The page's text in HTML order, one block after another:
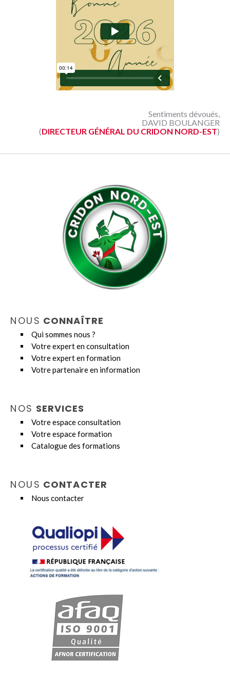
Sentiments dévoués,
DAVID BOULANGER
(DIRECTEUR GÉNÉRAL DU CRIDON NORD-EST)
NOUS CONNAÎTRE
Qui sommes nous ?
Votre expert en consultation
Votre expert en formation
Votre partenaire en information
NOS SERVICES
Votre espace consultation
Votre espace formation
Catalogue des formations
NOUS CONTACTER
Nous contacter